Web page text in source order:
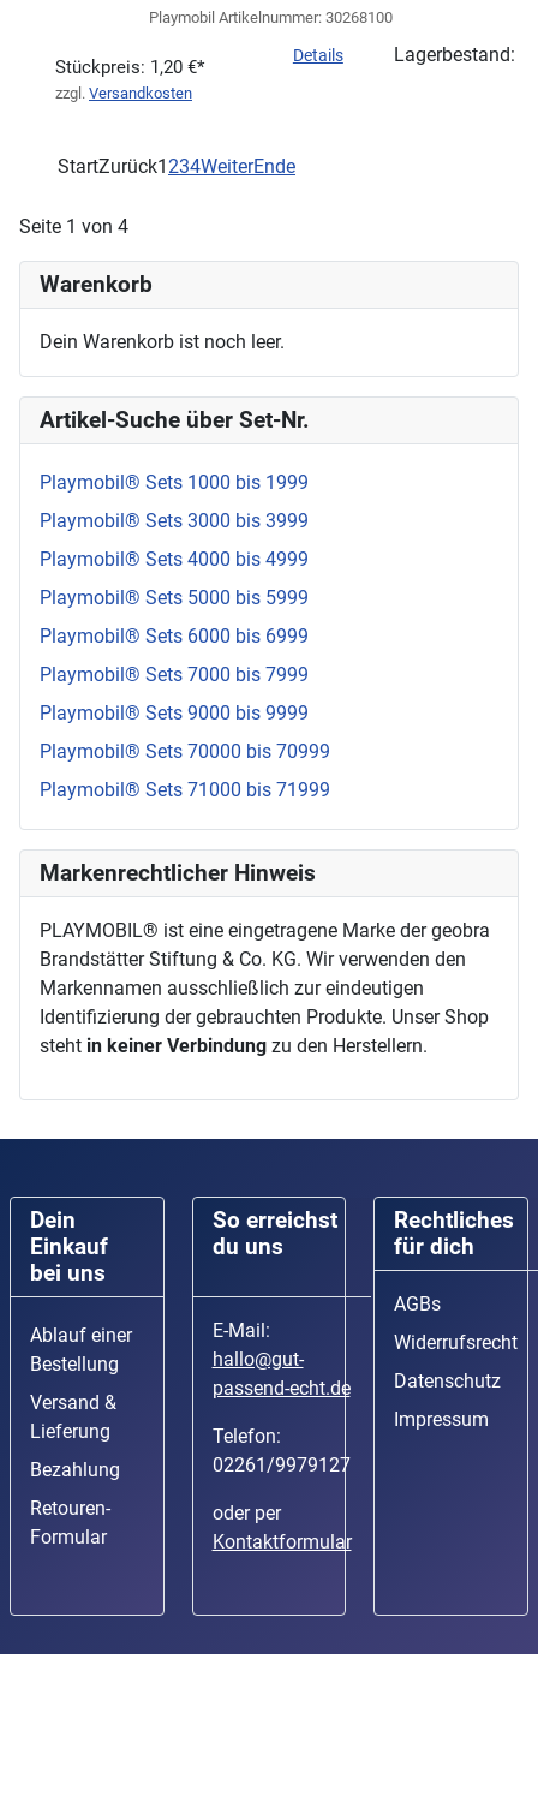
Playmobil Artikelnummer: 30268100
Stückpreis: 1,20 €*
zzgl. Versandkosten
Details Lagerbestand:
StartZurück1 234WeiterEnde
Seite 1 von 4
Warenkorb
Dein Warenkorb ist noch leer.
Artikel-Suche über Set-Nr.
Playmobil® Sets 1000 bis 1999
Playmobil® Sets 3000 bis 3999
Playmobil® Sets 4000 bis 4999
Playmobil® Sets 5000 bis 5999
Playmobil® Sets 6000 bis 6999
Playmobil® Sets 7000 bis 7999
Playmobil® Sets 9000 bis 9999
Playmobil® Sets 70000 bis 70999
Playmobil® Sets 71000 bis 71999
Markenrechtlicher Hinweis
PLAYMOBIL® ist eine eingetragene Marke der geobra
Brandstätter Stiftung & Co. KG. Wir verwenden den
Markennamen ausschließlich zur eindeutigen
Identifizierung der gebrauchten Produkte. Unser Shop
steht in keiner Verbindung zu den Herstellern.
Dein
Einkauf
bei uns
Ablauf einer
Bestellung
Versand &
Lieferung
Bezahlung
Retouren-
Formular
So erreichst
du uns
E-Mail:
hallo@gut-
passend-echt.de
Telefon:
02261/9979127
oder per
Kontaktformular
Rechtliches
für dich
AGBs
Widerrufsrecht
Datenschutz
Impressum